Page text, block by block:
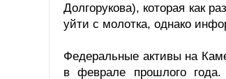
Долгорукова), которая как
уйти с молотка, однако
Федеральные активы на
в феврале прошлого